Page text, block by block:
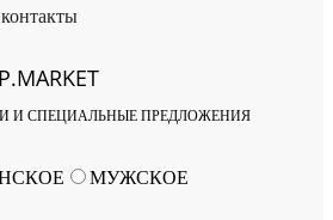
И СПЕЦИАЛЬНЫЕ ПРЕДЛОЖЕНИЯ
МУЖСКОЕ